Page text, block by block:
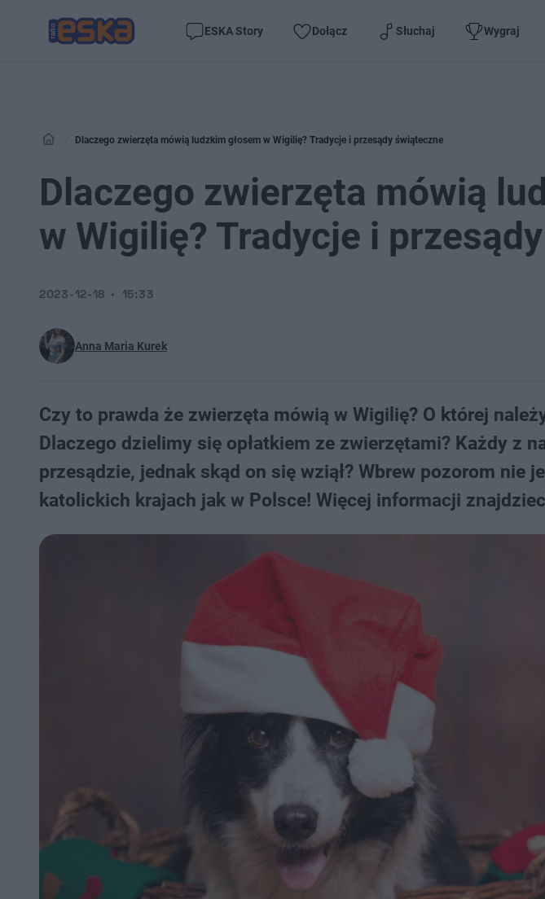
ESKA Story Dołącz Słuchaj Wygraj
Dlaczego zwierzęta mówią ludzkim głosem w Wigilię? Tradycje i przesądy świąteczne
Dlaczego zwierzęta mówią
w Wigilię? Tradycje i
Anna Maria Kurek
2023-12-18 15:33
Czy to prawda że zwierzęta mówią w Wigilię? O której
Dlaczego dzielimy się opłatkiem ze zwierzętami? Każdy z
przesądzie, jednak skąd on się wziął? Wbrew pozorom nie
katolickich krajach jak w Polsce! Więcej informacji